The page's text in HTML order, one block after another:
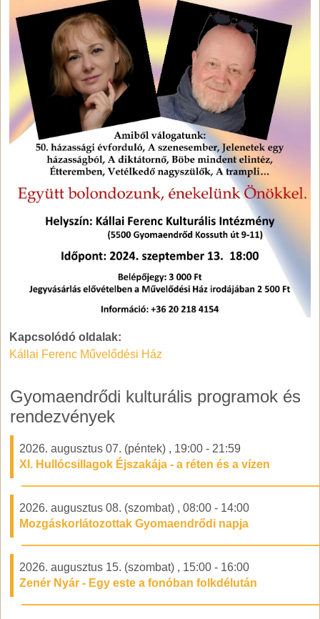
Kapcsolódó oldalak:
Kállai Ferenc Művelődési Ház
Gyomaendrődi kulturális programok és
rendezvények
2026. augusztus 07. (péntek) , 19:00 - 21:59
XI. Hullócsillagok Éjszakája - a réten és a vízen
2026. augusztus 08. (szombat) , 08:00 - 14:00
Mozgáskorlátozottak Gyomaendrődi napja
2026. augusztus 15. (szombat) , 15:00 - 16:00
Zenér Nyár - Egy este a fonóban folkdélután